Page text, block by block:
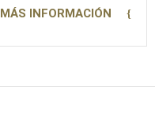
MÁS INFORMACIÓN